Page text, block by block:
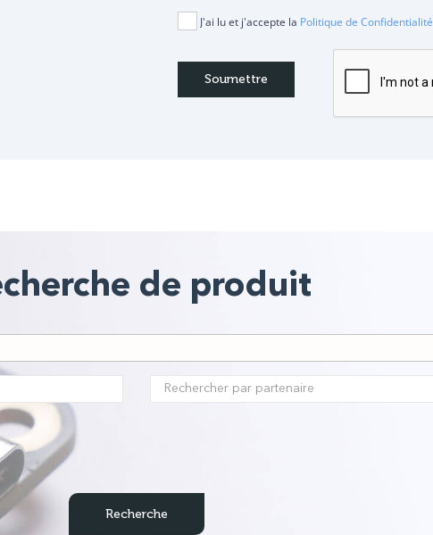
J'ai lu et j'accepte la Politique de Confidentialité
de produit